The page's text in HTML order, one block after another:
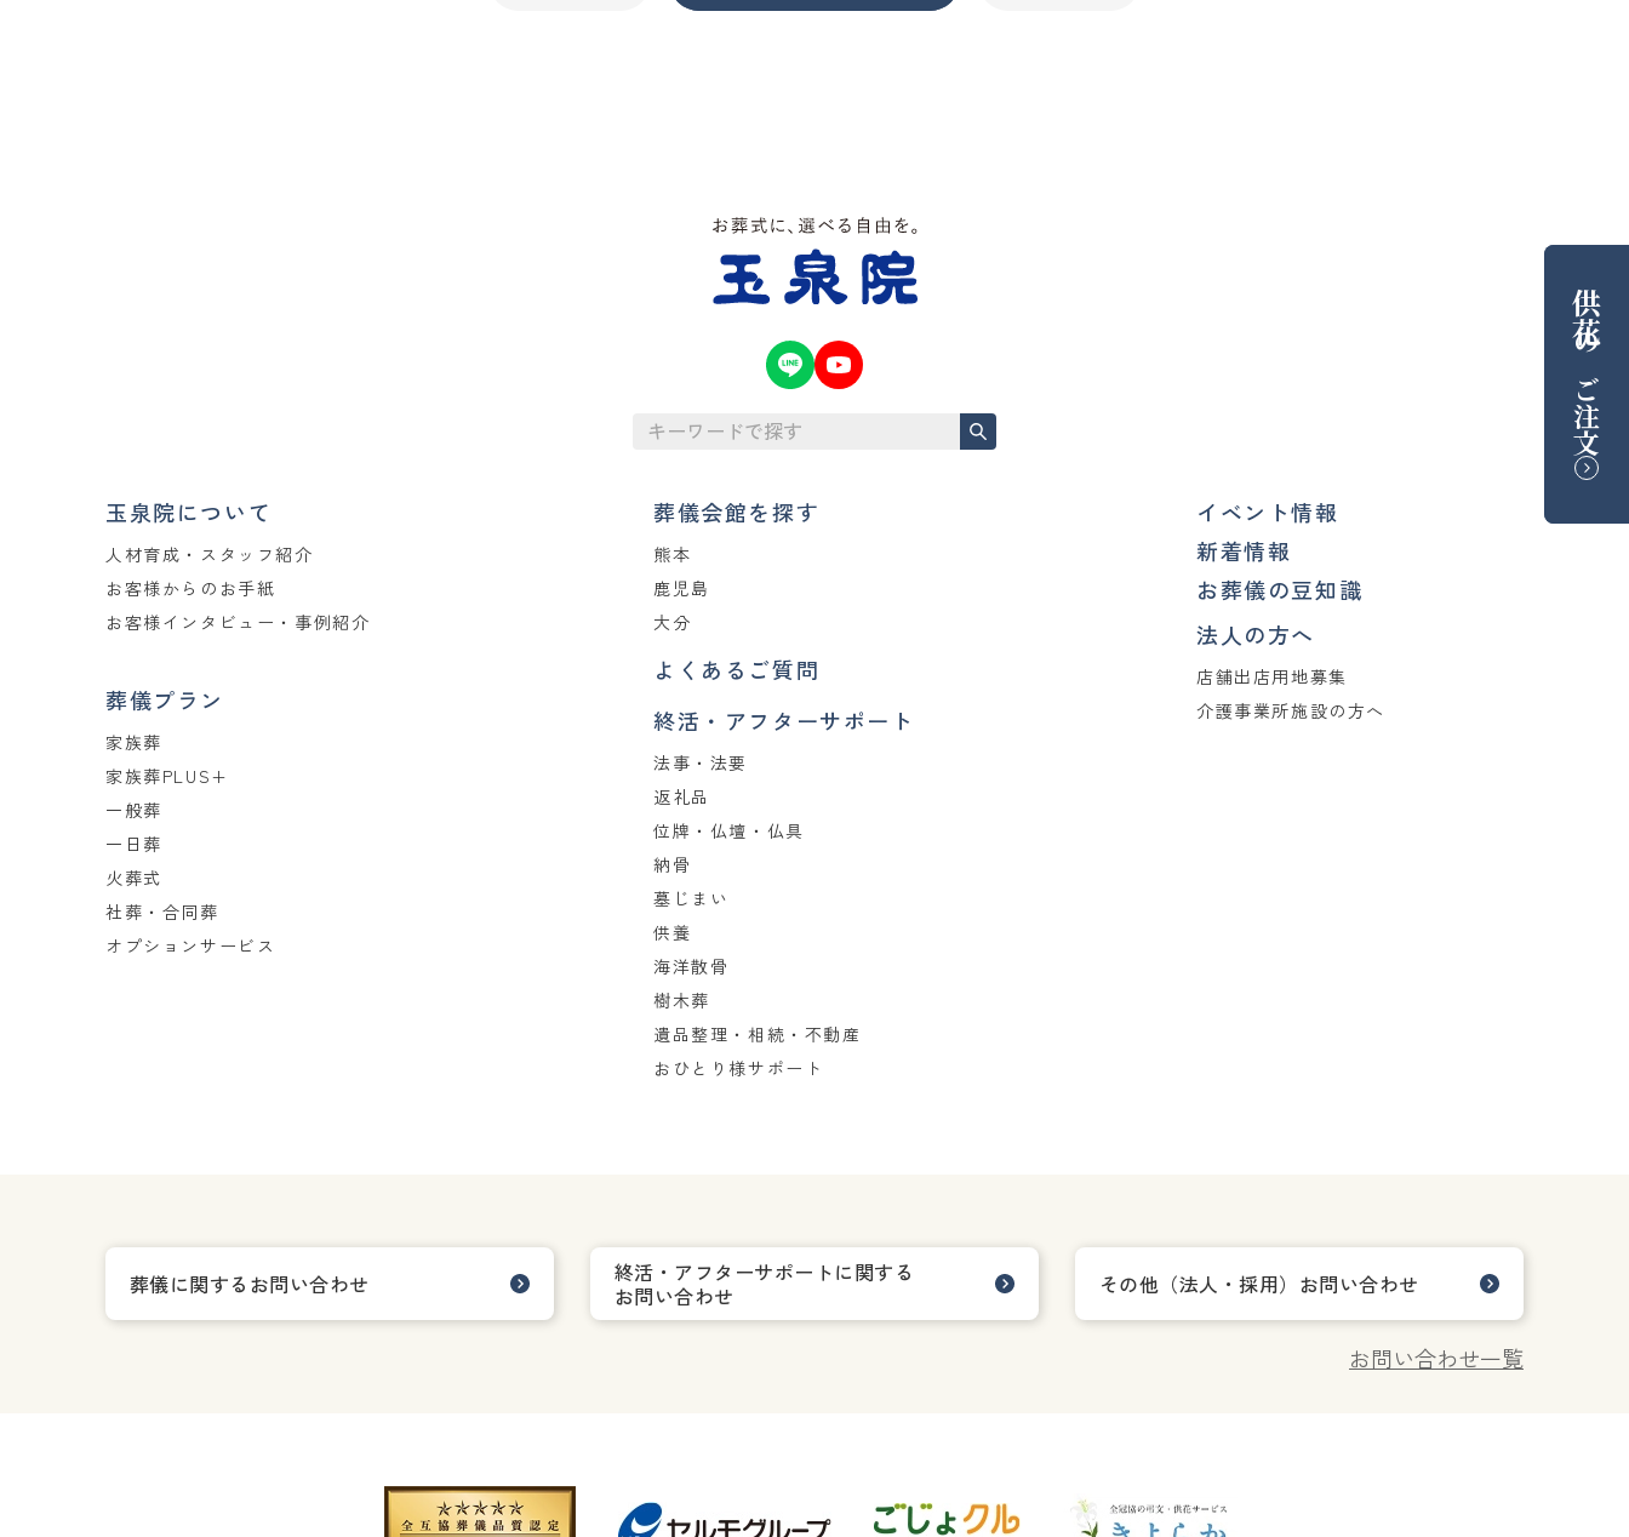
供花
の
ご注文
玉泉院について
人材育成・スタッフ紹介
お客様からのお手紙
お客様インタビュー・事例紹介
葬儀プラン
家族葬
家族葬PLUS+
一般葬
一日葬
火葬式
社葬・合同葬
オプションサービス
葬儀会館を探す
熊本
鹿児島
大分
よくあるご質問
終活・アフターサポート
法事・法要
返礼品
位牌・仏壇・仏具
納骨
墓じまい
供養
海洋散骨
樹木葬
遺品整理・相続・不動産
おひとり様サポート
イベント情報
新着情報
お葬儀の豆知識
法人の方へ
店舗出店用地募集
介護事業所施設の方へ
葬儀に関するお問い合わせ
終活・アフターサポートに関する
お問い合わせ
その他（法人・採用）お問い合わせ
お問い合わせ一覧